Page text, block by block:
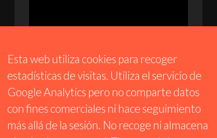
ESPACIO COMÚN 15M
¿CUÁNTOS MÁS TIENEN QUE MORIR PARA
QUE LA SOCIEDAD TOME CONCIENCIA DE LO
Esta web utiliza cookies para recoger
estadísticas de visitas. Utiliza el servicio de
Google Analytics pero no comparte datos
con fines comerciales ni hace seguimiento
más allá de la sesión. No recoge ni almacena